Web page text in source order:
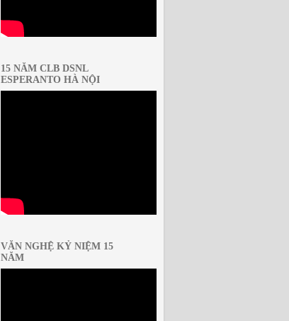
15 NĂM CLB DSNL
ESPERANTO HÀ NỘI
VĂN NGHỆ KỶ NIỆM 15
NĂM